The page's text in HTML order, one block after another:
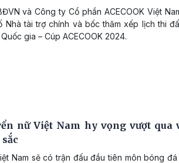
và Công ty Cổ phần ACECOOK Việt
tài trợ chính và bốc thăm xếp lịch thi
gia – Cúp ACECOOK 2024.
nữ Việt Nam hy vọng vượt qua
Nam sẽ có trận đấu đầu tiên môn bóng